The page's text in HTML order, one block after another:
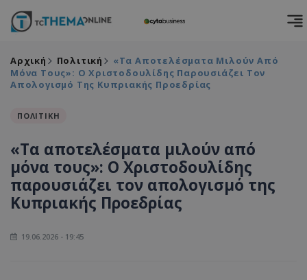
Αρχική Πολιτική
«Τα Αποτελέσματα Μιλούν Από
Μόνα Τους»: Ο Χριστοδουλίδης Παρουσιάζει Τον
Απολογισμό Της Κυπριακής Προεδρίας
ΠΟΛΙΤΙΚΗ
«Τα αποτελέσματα μιλούν από
μόνα τους»: Ο Χριστοδουλίδης
παρουσιάζει τον απολογισμό της
Κυπριακής Προεδρίας
19.06.2026 - 19:45